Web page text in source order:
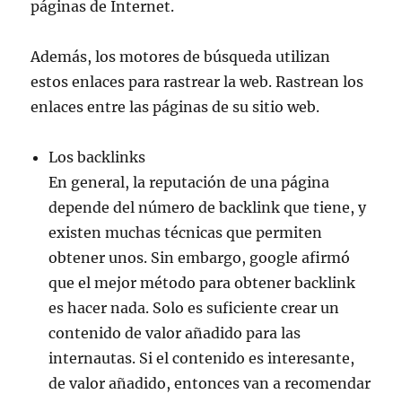
páginas de Internet.
Además, los motores de búsqueda utilizan
estos enlaces para rastrear la web. Rastrean los
enlaces entre las páginas de su sitio web.
Los backlinks
En general, la reputación de una página
depende del número de backlink que tiene, y
existen muchas técnicas que permiten
obtener unos. Sin embargo, google afirmó
que el mejor método para obtener backlink
es hacer nada. Solo es suficiente crear un
contenido de valor añadido para las
internautas. Si el contenido es interesante,
de valor añadido, entonces van a recomendar